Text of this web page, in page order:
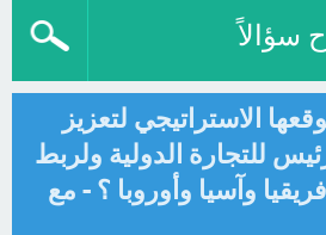
سؤالاً
الاستراتيجي لتعزيز
للتجارة الدولية ولربط
وآسيا وأوروبا ؟ - مع